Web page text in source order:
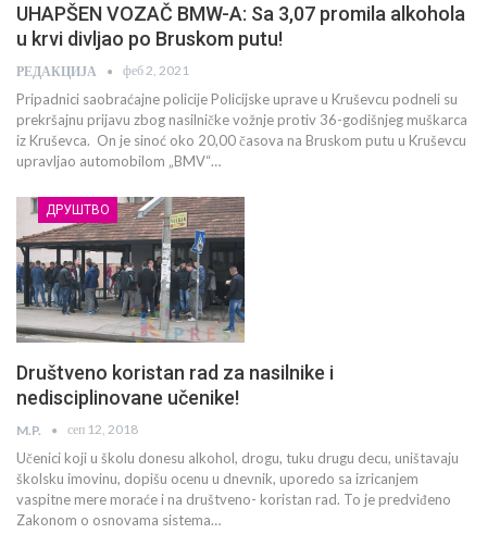
UHAPŠEN VOZAČ BMW-A: Sa 3,07 promila alkohola
u krvi divljao po Bruskom putu!
РЕДАКЦИЈА феб 2, 2021
Pripadnici saobraćajne policije Policijske uprave u Kruševcu podneli su
prekršajnu prijavu zbog nasilničke vožnje protiv 36-godišnjeg muškarca
iz Kruševca. On je sinoć oko 20,00 časova na Bruskom putu u Kruševcu
upravljao automobilom „BMV“…
ДРУШТВО
Društveno koristan rad za nasilnike i
nedisciplinovane učenike!
M.P. сеп 12, 2018
Učenici koji u školu donesu alkohol, drogu, tuku drugu decu, uništavaju
školsku imovinu, dopišu ocenu u dnevnik, uporedo sa izricanjem
vaspitne mere moraće i na društveno- koristan rad. To je predviđeno
Zakonom o osnovama sistema…